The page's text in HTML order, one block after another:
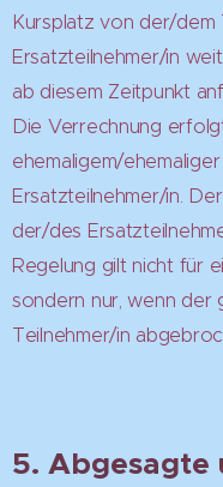
Kursplatz von der/dem
Ersatzteilnehmer/in
ab diesem Zeitpunkt
Die Verrechnung
ehemaligem/
Ersatzteilnehmer/in.
der/des
Regelung gilt nicht für
sondern nur, wenn der
Teilnehmer/in
5. Abgesagte